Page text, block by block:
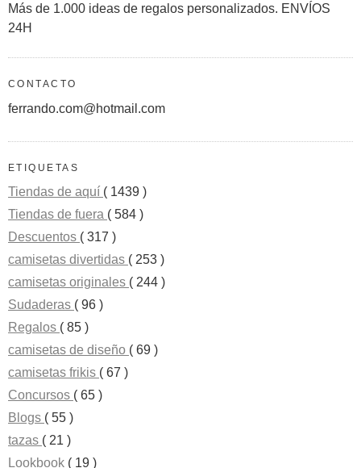
Más de 1.000 ideas de regalos personalizados. ENVÍOS
24H
CONTACTO
ferrando.com@hotmail.com
ETIQUETAS
Tiendas de aquí ( 1439 )
Tiendas de fuera ( 584 )
Descuentos ( 317 )
camisetas divertidas ( 253 )
camisetas originales ( 244 )
Sudaderas ( 96 )
Regalos ( 85 )
camisetas de diseño ( 69 )
camisetas frikis ( 67 )
Concursos ( 65 )
Blogs ( 55 )
tazas ( 21 )
Lookbook ( 19 )